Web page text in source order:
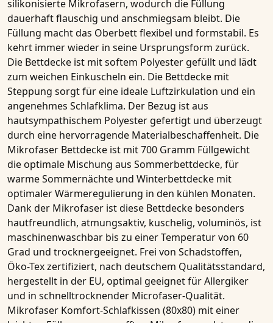
silikonisierte Mikrofasern, wodurch die Füllung
dauerhaft flauschig und anschmiegsam bleibt. Die
Füllung macht das Oberbettflexibel und formstabil. Es
kehrt immer wieder in seine Ursprungsform zurück.
Die Bettdecke ist mit softem Polyester gefüllt und lädt
zum weichen Einkuscheln ein. Die Bettdecke mit
Steppung sorgt für eine ideale Luftzirkulation und ein
angenehmes Schlafklima. Der Bezug ist aus
hautsympathischem Polyester gefertigt und überzeugt
durch eine hervorragende Materialbeschaffenheit. Die
Mikrofaser Bettdecke ist mit700 Gramm Füllgewicht
die optimale Mischung aus Sommerbettdecke, für
warme Sommernächte und Winterbettdecke mit
optimaler Wärmeregulierung in den kühlen Monaten.
Dank der Mikrofaser ist diese Bettdecke besonders
hautfreundlich, atmungsaktiv, kuschelig, voluminös, ist
maschinenwaschbar bis zu einer Temperatur von 60
Grad und trocknergeeignet. Frei von Schadstoffen,
Öko-Tex zertifiziert, nach deutschem Qualitätsstandard,
hergestellt in der EU, optimal geeignet fürAllergiker
und in schnelltrocknender Microfaser-Qualität.
Mikrofaser Komfort-Schlafkissen (80x80) mit einer